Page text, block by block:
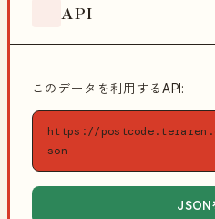
API
このデータを利用するAPI:
https://
son
JSON